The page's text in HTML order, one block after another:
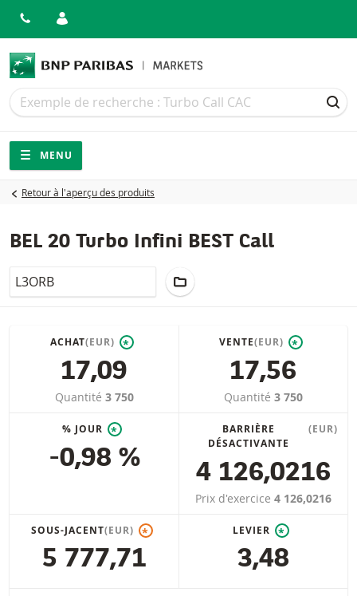
Recherche
Recherche
Navigation
Navigation sur le site
MENU
Retour à l'aperçu des produits
BEL 20 Turbo Infini BEST Call
LocalCode
ACHAT(EUR) *
17,09
Quantité 3 750
VENTE(EUR) *
17,56
Quantité 3 750
% JOUR *
-0,98 %
BARRIÈRE
DÉSACTIVANTE
(EUR)
4 126,0216
Prix d'exercice 4 126,0216
SOUS-JACENT(EUR) *
5 777,71
LEVIER *
3,48